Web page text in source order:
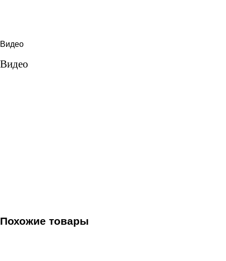
Видео
Видео
Похожие товары